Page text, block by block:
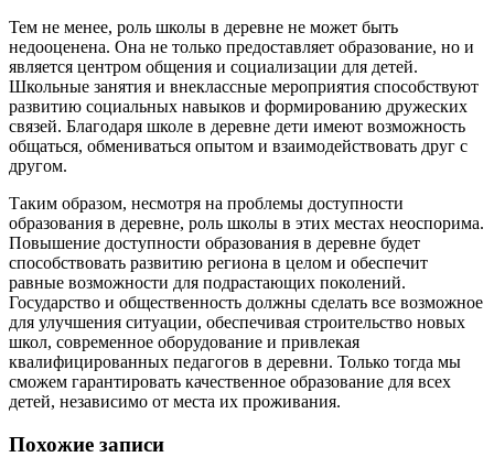
Тем не менее, роль школы в деревне не может быть
недооценена. Она не только предоставляет образование, но и
является центром общения и социализации для детей.
Школьные занятия и внеклассные мероприятия способствуют
развитию социальных навыков и формированию дружеских
связей. Благодаря школе в деревне дети имеют возможность
общаться, обмениваться опытом и взаимодействовать друг с
другом.
Таким образом, несмотря на проблемы доступности
образования в деревне, роль школы в этих местах неоспорима.
Повышение доступности образования в деревне будет
способствовать развитию региона в целом и обеспечит
равные возможности для подрастающих поколений.
Государство и общественность должны сделать все возможное
для улучшения ситуации, обеспечивая строительство новых
школ, современное оборудование и привлекая
квалифицированных педагогов в деревни. Только тогда мы
сможем гарантировать качественное образование для всех
детей, независимо от места их проживания.
Похожие записи